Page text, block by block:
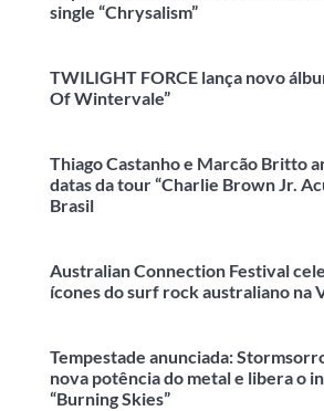
single “Chrysalism”
TWILIGHT FORCE lança novo
Of Wintervale”
Thiago Castanho e Marcão Britto
datas da tour “Charlie Brown Jr.
Brasil
Australian Connection Festival
ícones do surf rock australiano na
Tempestade anunciada:
nova potência do metal e libera o
“Burning Skies”